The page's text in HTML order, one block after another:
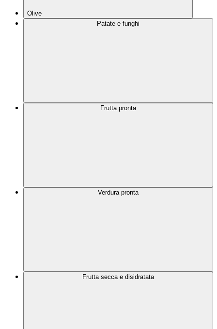
Olive
Patate e funghi
Frutta pronta
Verdura pronta
Frutta secca e disidratata